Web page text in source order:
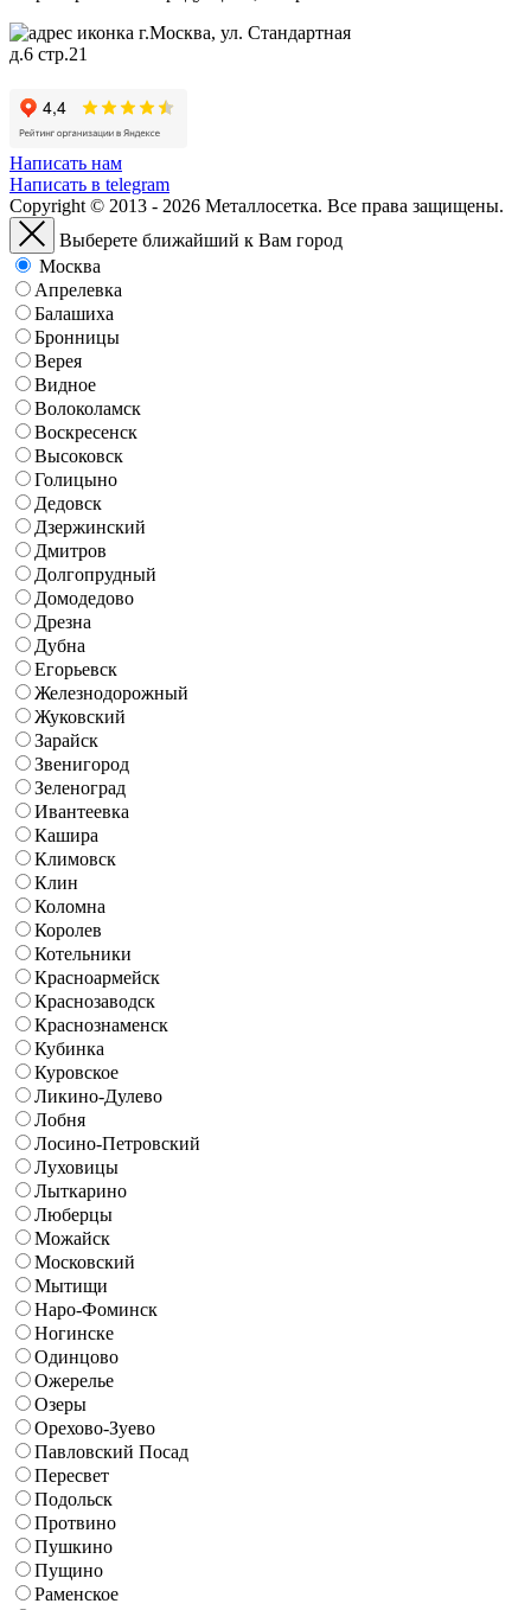
г.Москва, ул. Стандартная
д.6 стр.21
Написать нам
Написать в telegram
Copyright © 2013 - 2026 Металлосетка. Все права защищены.
Выберете ближайший к Вам город
Москва
Апрелевка
Балашиха
Бронницы
Верея
Видное
Волоколамск
Воскресенск
Высоковск
Голицыно
Дедовск
Дзержинский
Дмитров
Долгопрудный
Домодедово
Дрезна
Дубна
Егорьевск
Железнодорожный
Жуковский
Зарайск
Звенигород
Зеленоград
Ивантеевка
Кашира
Климовск
Клин
Коломна
Королев
Котельники
Красноармейск
Краснозаводск
Краснознаменск
Кубинка
Куровское
Ликино-Дулево
Лобня
Лосино-Петровский
Луховицы
Лыткарино
Люберцы
Можайск
Московский
Мытищи
Наро-Фоминск
Ногинске
Одинцово
Ожерелье
Озеры
Орехово-Зуево
Павловский Посад
Пересвет
Подольск
Протвино
Пушкино
Пущино
Раменское